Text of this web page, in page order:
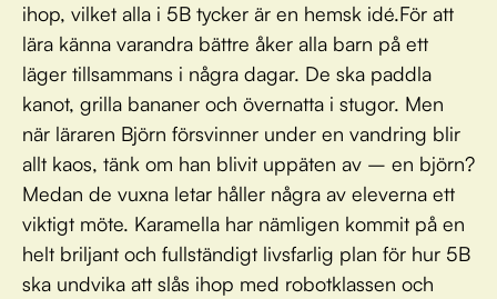
ihop, vilket alla i 5B tycker är en hemsk idé.För att
lära känna varandra bättre åker alla barn på ett
läger tillsammans i några dagar. De ska paddla
kanot, grilla bananer och övernatta i stugor. Men
när läraren Björn försvinner under en vandring blir
allt kaos, tänk om han blivit uppäten av – en björn?
Medan de vuxna letar håller några av eleverna ett
viktigt möte. Karamella har nämligen kommit på en
helt briljant och fullständigt livsfarlig plan för hur 5B
ska undvika att slås ihop med robotklassen och